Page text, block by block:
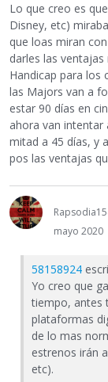
Lo que creo es
Disney, etc)
que loas miran
darles las
Handicap para los
las Majors van a
estar 90 días en
ahora van
mitad a 45 días, y
pos las ventajas
mayo 2020
58158924
Yo creo que
tiempo, antes
plataformas
de lo mas
estrenos irán
etc).